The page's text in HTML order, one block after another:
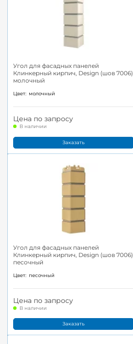
Угол для фасадных панелей
Клинкерный кирпич, Design (шов 7006)
молочный
Цвет: молочный
Цена по запросу
В наличии
Заказать
Угол для фасадных панелей
Клинкерный кирпич, Design (шов 7006)
песочный
Цвет: песочный
Цена по запросу
В наличии
Заказать